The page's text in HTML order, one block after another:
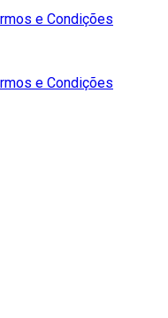
e Condições
e Condições